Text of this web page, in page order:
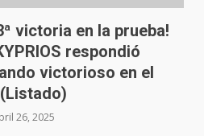
victoria en la prueba!
respondió
victorioso en el
(Listado)
26, 2025